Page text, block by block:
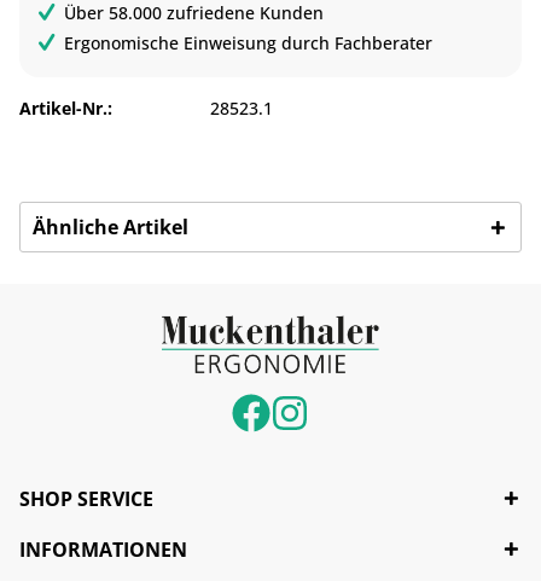
Über 58.000 zufriedene Kunden
Ergonomische Einweisung durch Fachberater
Artikel-Nr.: 28523.1
Ähnliche Artikel
SHOP SERVICE
INFORMATIONEN